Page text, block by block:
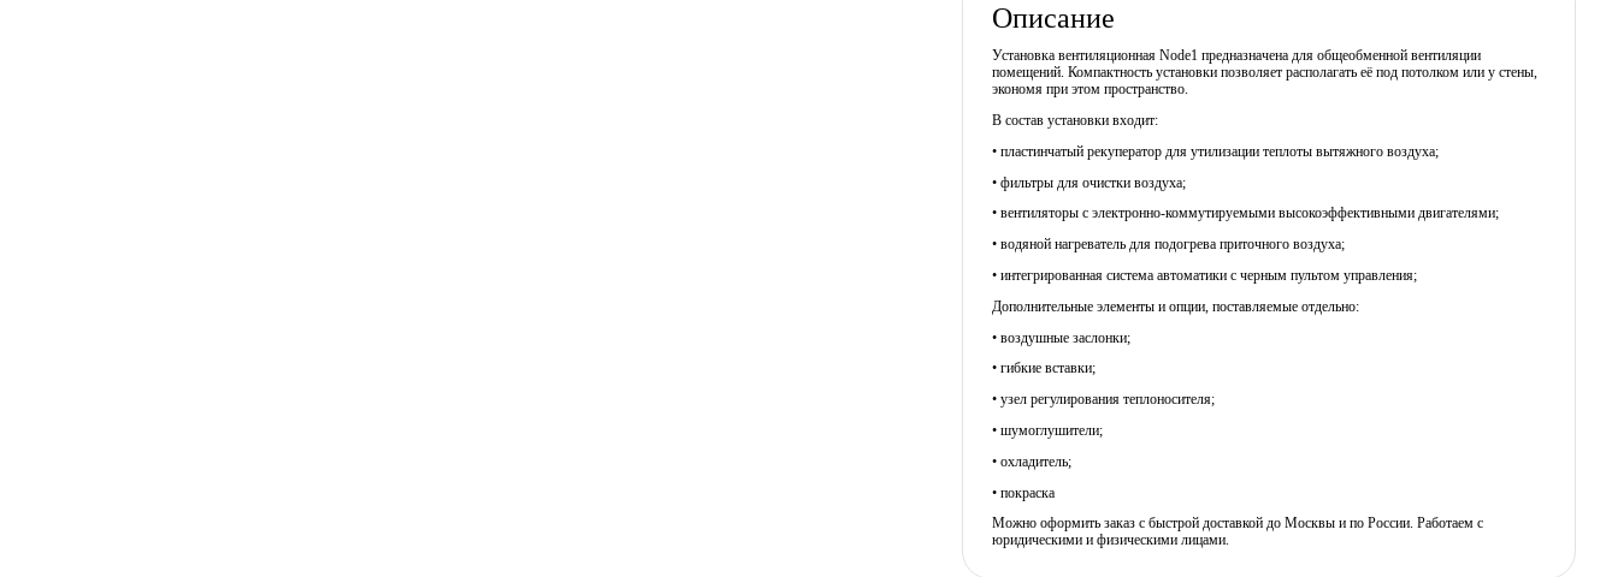
Описание
Установка вентиляционная Node1 предназначена для общеобменной вентиляции
помещений. Компактность установки позволяет располагать её под потолком или у стены,
экономя при этом пространство.
В состав установки входит:
• пластинчатый рекуператор для утилизации теплоты вытяжного воздуха;
• фильтры для очистки воздуха;
• вентиляторы c электронно-коммутируемыми высокоэффективными двигателями;
• водяной нагреватель для подогрева приточного воздуха;
• интегрированная система автоматики с черным пультом управления;
Дополнительные элементы и опции, поставляемые отдельно:
• воздушные заслонки;
• гибкие вставки;
• узел регулирования теплоносителя;
• шумоглушители;
• охладитель;
• покраска
Можно оформить заказ с быстрой доставкой до Москвы и по России. Работаем с
юридическими и физическими лицами.